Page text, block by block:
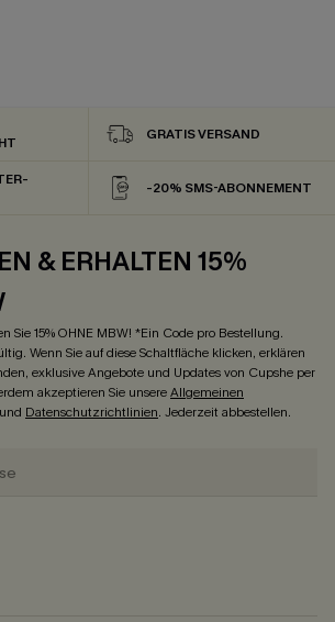
GRATIS VERSAND
-20% SMS-ABONNEMENT
& ERHALTEN 15%
Sie 15% OHNE MBW! *Ein Code pro Bestellung.
Wenn Sie auf diese Schaltfläche klicken, erklären
exklusive Angebote und Updates von Cupshe per
akzeptieren Sie unsereAllgemeinen
und Datenschutzrichtlinien. Jederzeit abbestellen.